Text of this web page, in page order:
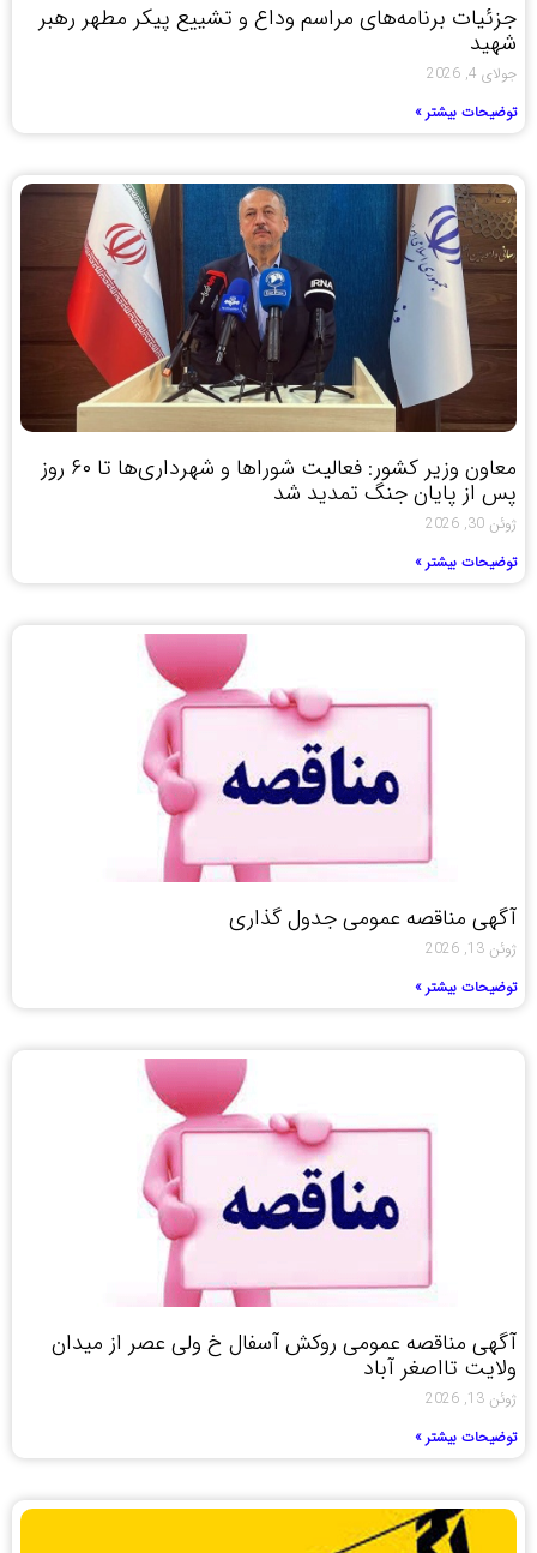
جزئیات برنامه‌های مراسم وداع و تشییع پیکر مطهر رهبر
شهید
جولای 4, 2026
توضیحات بیشتر »
معاون وزیر کشور: فعالیت شوراها و شهرداری‌ها تا ۶۰ روز
پس از پایان جنگ تمدید شد
ژوئن 30, 2026
توضیحات بیشتر »
آگهی مناقصه عمومی جدول گذاری
ژوئن 13, 2026
توضیحات بیشتر »
آگهی مناقصه عمومی روکش آسفال خ ولی عصر از میدان
ولایت تااصغر آباد
ژوئن 13, 2026
توضیحات بیشتر »